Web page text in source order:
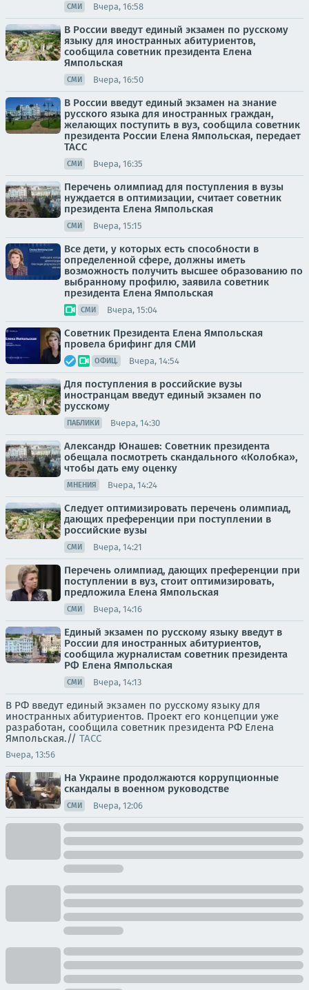
СМИ Вчера, 16:58
В России введут единый экзамен по русскому
языку для иностранных абитуриентов,
сообщила советник президента Елена
Ямпольская
СМИ Вчера, 16:50
В России введут единый экзамен на знание
русского языка для иностранных граждан,
желающих поступить в вуз, сообщила советник
президента России Елена Ямпольская, передает
ТАСС
СМИ Вчера, 16:35
Перечень олимпиад для поступления в вузы
нуждается в оптимизации, считает советник
президента Елена Ямпольская
СМИ Вчера, 15:15
Все дети, у которых есть способности в
определенной сфере, должны иметь
возможность получить высшее образованию по
выбранному профилю, заявила советник
президента Елена Ямпольская
СМИ Вчера, 15:04
Советник Президента Елена Ямпольская
провела брифинг для СМИ
ОФИЦ. Вчера, 14:54
Для поступления в российские вузы
иностранцам введут единый экзамен по
русскому
ПАБЛИКИ Вчера, 14:30
Александр Юнашев: Советник президента
обещала посмотреть скандального «Колобка»,
чтобы дать ему оценку
МНЕНИЯ Вчера, 14:24
Следует оптимизировать перечень олимпиад,
дающих преференции при поступлении в
российские вузы
СМИ Вчера, 14:21
Перечень олимпиад, дающих преференции при
поступлении в вуз, стоит оптимизировать,
предложила Елена Ямпольская
СМИ Вчера, 14:16
Единый экзамен по русскому языку введут в
России для иностранных абитуриентов,
сообщила журналистам советник президента
РФ Елена Ямпольская
СМИ Вчера, 14:13
В РФ введут единый экзамен по русскому языку для
иностранных абитуриентов. Проект его концепции уже
разработан, сообщила советник президента РФ Елена
Ямпольская.// ТАСС
Вчера, 13:56
На Украине продолжаются коррупционные
скандалы в военном руководстве
СМИ Вчера, 12:06